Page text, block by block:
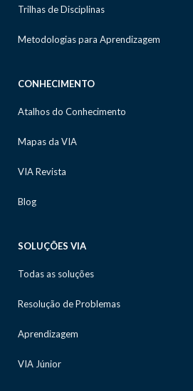
Trilhas de Disciplinas
Metodologias para Aprendizagem
CONHECIMENTO
Atalhos do Conhecimento
Mapas da VIA
VIA Revista
Blog
SOLUÇÕES VIA
Todas as soluções
Resolução de Problemas
Aprendizagem
VIA Júnior